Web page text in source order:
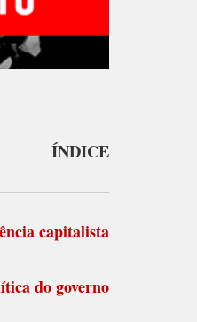
ÍNDICE
capitalista
do governo